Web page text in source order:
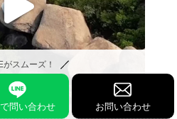
がスムーズ！
で問い合わせ お問い合わせ